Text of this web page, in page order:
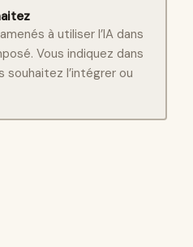
à utiliser l’IA dans
Vous indiquez dans
souhaitez l’intégrer ou